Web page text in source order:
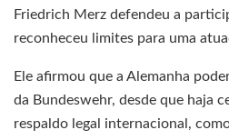
Friedrich Merz defendeu a
reconheceu limites para uma
Ele afirmou que a Alemanha
da Bundeswehr, desde que haja
respaldo legal internacional,